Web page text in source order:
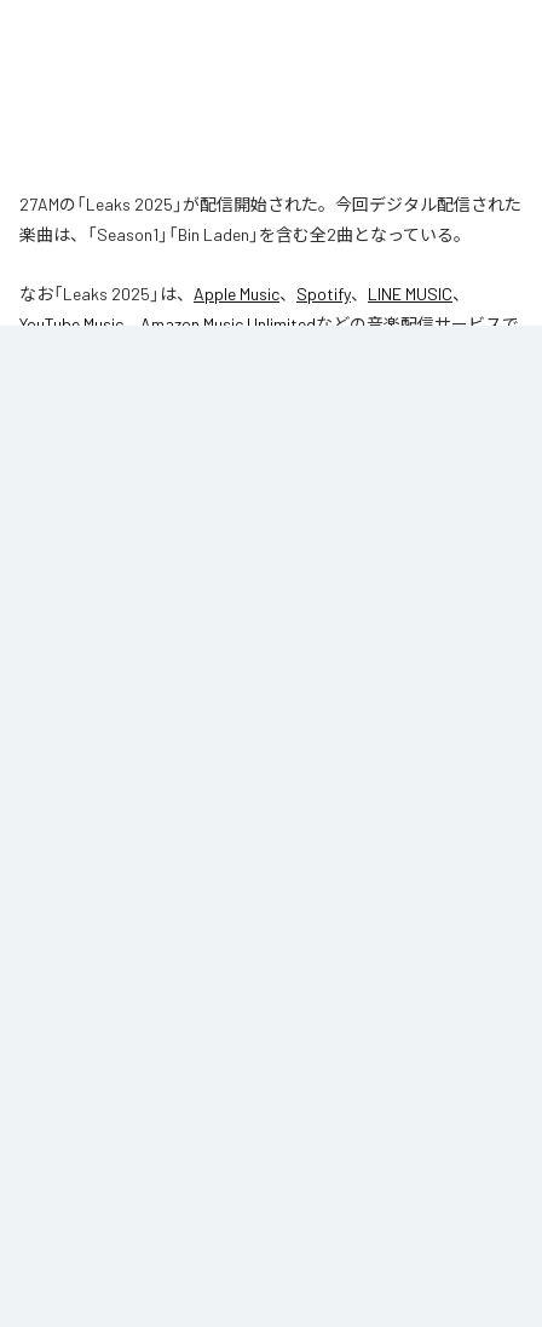
27AMの「Leaks 2025」が配信開始された。今回デジタル配信された
楽曲は、「Season1」「Bin Laden」を含む全2曲となっている。
なお「Leaks 2025 」は、 Apple Music、 Spotify、 LINE MUSIC、
YouTube Music
Amazon Music Unlimitedなどの音楽配信サービスで